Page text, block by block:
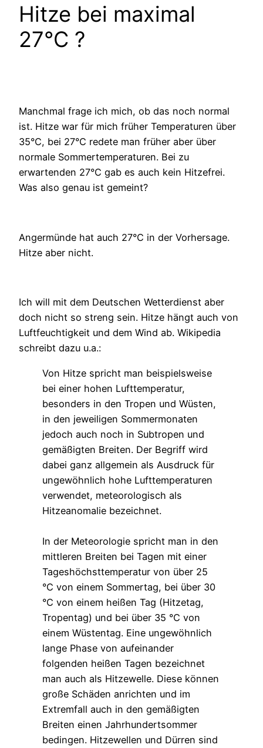
Hitze bei maximal
27°C ?
Manchmal frage ich mich, ob das noch normal
ist. Hitze war für mich früher Temperaturen über
35°C, bei 27°C redete man früher aber über
normale Sommertemperaturen. Bei zu
erwartenden 27°C gab es auch kein Hitzefrei.
Was also genau ist gemeint?
Angermünde hat auch 27°C in der Vorhersage.
Hitze aber nicht.
Ich will mit dem Deutschen Wetterdienst aber
doch nicht so streng sein. Hitze hängt auch von
Luftfeuchtigkeit und dem Wind ab. Wikipedia
schreibt dazu u.a.:
Von Hitze spricht man beispielsweise
bei einer hohen Lufttemperatur,
besonders in den Tropen und Wüsten,
in den jeweiligen Sommermonaten
jedoch auch noch in Subtropen und
gemäßigten Breiten. Der Begriff wird
dabei ganz allgemein als Ausdruck für
ungewöhnlich hohe Lufttemperaturen
verwendet, meteorologisch als
Hitzeanomalie bezeichnet.
In der Meteorologie spricht man in den
mittleren Breiten bei Tagen mit einer
Tageshöchsttemperatur von über 25
°C von einem Sommertag, bei über 30
°C von einem heißen Tag (Hitzetag,
Tropentag) und bei über 35 °C von
einem Wüstentag. Eine ungewöhnlich
lange Phase von aufeinander
folgenden heißen Tagen bezeichnet
man auch als Hitzewelle. Diese können
große Schäden anrichten und im
Extremfall auch in den gemäßigten
Breiten einen Jahrhundertsommer
bedingen. Hitzewellen und Dürren sind